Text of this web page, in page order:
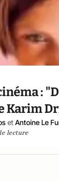
:
Karim
et Antoine Le
lecture